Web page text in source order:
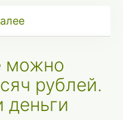
можно
рублей.
деньги